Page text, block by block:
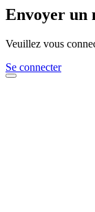
Envoyer un
Veuillez vous
Se connecter